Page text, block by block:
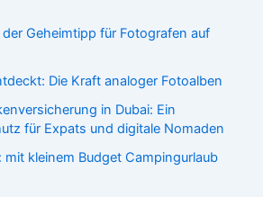
Geheimtipp für Fotografen auf
Die Kraft analoger Fotoalben
in Dubai: Ein
für Expats und digitale Nomaden
mit kleinem Budget Campingurlaub